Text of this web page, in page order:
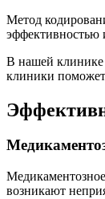
Метод
эффективностью
В нашей клинике
клиники
возникают